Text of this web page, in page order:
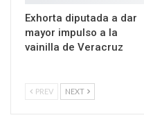
Exhorta diputada a dar
mayor impulso a la
vainilla de Veracruz
PREV NEXT